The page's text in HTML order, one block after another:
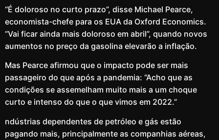
“É doloroso no curto prazo”, disse Michael Pearce,
economista-chefe para os EUA da Oxford Economics.
“Vai ficar ainda mais doloroso em abril”, quando novos
aumentos no preço da gasolina elevarão a inflação.
Mas Pearce afirmou que o impacto pode ser mais
passageiro do que após a pandemia: “Acho que as
condições se assemelham muito mais a um choque
curto e intenso do que o que vimos em 2022.”
ndústrias dependentes de petróleo e gás estão
pagando mais, principalmente as companhias aéreas,